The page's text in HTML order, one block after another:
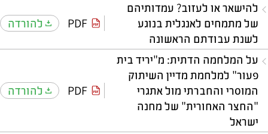
להישאר או לעזוב? עמדותיהם
של מתמחים לאנגלית בנוגע
לשנת עבודתם הראשונה
PDF להורדה
על המלחמה הדתית: מ"יריד בית
פעור" למלחמת מדיין השיתוק
המוסרי והחברתי מול אתגרי
"החצר האחורית" של מחנה
ישראל
PDF להורדה